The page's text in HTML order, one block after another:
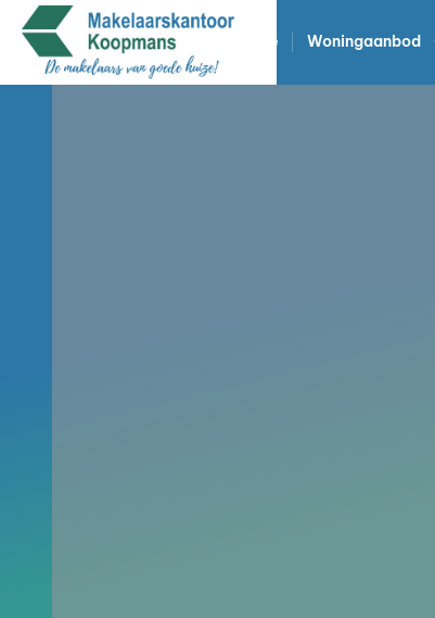
Home Woningaanbod